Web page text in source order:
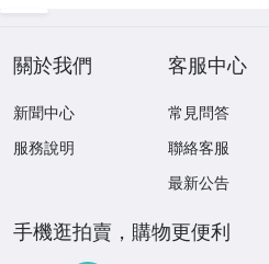
關於我們
新聞中心
服務說明
客服中心
常見問答
聯絡客服
最新公告
手機逛拍賣，購物更便利